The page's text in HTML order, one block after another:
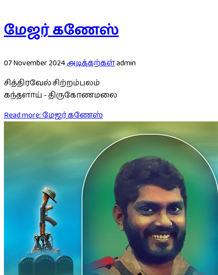
மேஜர் கணேஸ்
07 November 2024அடிக்கற்கள்admin
சித்திரவேல் சிற்றம்பலம்
கந்தளாய் - திருகோணமலை
Read more: மேஜர் கணேஸ்